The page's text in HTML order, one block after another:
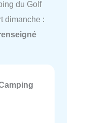
du Golf
dimanche :